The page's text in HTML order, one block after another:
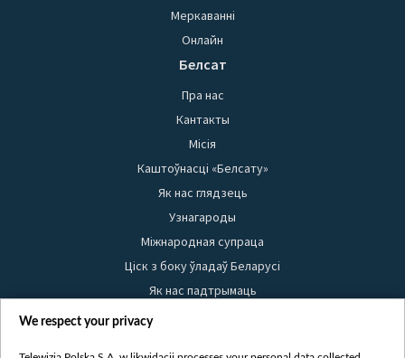
Меркаванні
Онлайн
Белсат
Пра нас
Кантакты
Місія
Каштоўнасці «Белсату»
Як нас глядзець
Узнагароды
Міжнародная супраца
Ціск з боку ўладаў Беларусі
Як нас падтрымаць
Правілы выкарыстання матэрыялаў
We respect your privacy